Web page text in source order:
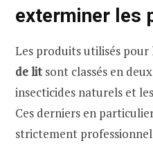
exterminer les
Les produits utilisés pour
de litsont classés en
insecticides naturels et
Ces derniers en
strictement